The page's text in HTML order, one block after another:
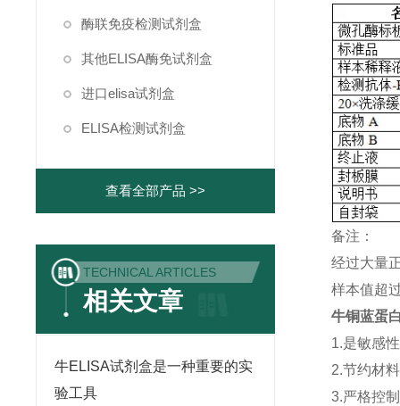
酶联免疫检测试剂盒
其他ELISA酶免试剂盒
进口elisa试剂盒
ELISA检测试剂盒
查看全部产品 >>
TECHNICAL ARTICLES
相关文章
牛ELISA试剂盒是一种重要的实
验工具
备注：
经过大量
样本值超
牛铜蓝蛋
1.是敏感
2.节约材
3.严格控